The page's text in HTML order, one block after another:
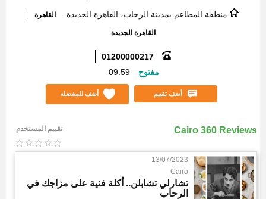
منطقة المطاعم بمدينة الرحاب، القاهرة الجديدة. القاهرة
القاهرة الجديدة
01200000217
مفتوح
09:59
أضف تقييم أضف للمفضله
Cairo 360 Reviews تقييم المستخدم
13/07/2023
Cairo
تشارلي تشابلن.. أكلة فنية على مزاجك في
الرحاب